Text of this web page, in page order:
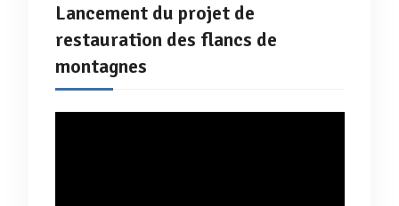
Lancement du projet de
restauration des flancs de
montagnes